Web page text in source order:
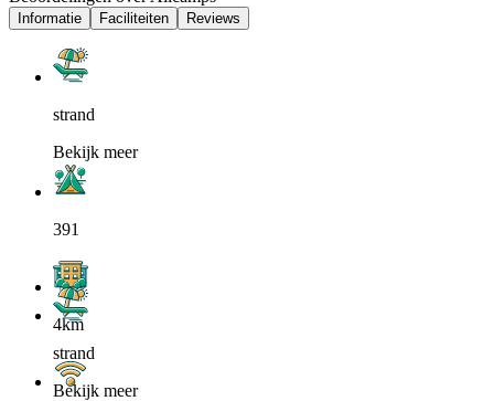
Informatie Faciliteiten Reviews
strand
Bekijk meer
391
4km
strand
Bekijk meer